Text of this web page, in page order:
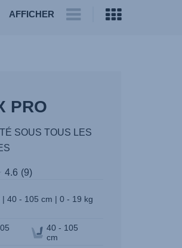
AFFICHER
PRO
SOUS TOUS LES
4.6 (9)
40 - 105 cm | 0 - 19 kg
40 - 105
cm